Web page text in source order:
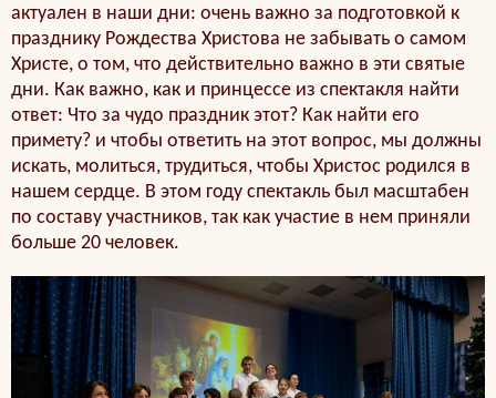
актуален в наши дни: очень важно за подготовкой к
празднику Рождества Христова не забывать о самом
Христе, о том, что действительно важно в эти святые
дни. Как важно, как и принцессе из спектакля найти
ответ: Что за чудо праздник этот? Как найти его
примету? и чтобы ответить на этот вопрос, мы должны
искать, молиться, трудиться, чтобы Христос родился в
нашем сердце. В этом году спектакль был масштабен
по составу участников, так как участие в нем приняли
больше 20 человек.